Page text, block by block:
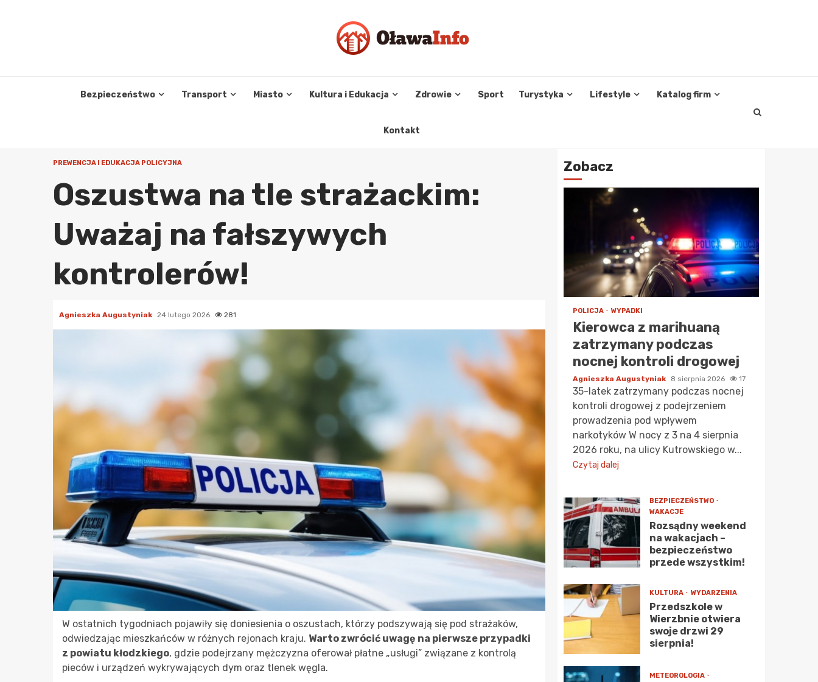
Bezpieczeństwo Transport Miasto Kultura i Edukacja Zdrowie Sport Turystyka Lifestyle Katalog firm
Kontakt
PREWENCJA I EDUKACJA POLICYJNA
Oszustwa na tle strażackim:
Uważaj na fałszywych
kontrolerów!
Agnieszka Augustyniak 24 lutego 2026 281
W ostatnich tygodniach pojawiły się doniesienia o oszustach, którzy podszywają się pod strażaków,
odwiedzając mieszkańców w różnych rejonach kraju. Warto zwrócić uwagę na pierwsze przypadki
z powiatu kłodzkiego, gdzie podejrzany mężczyzna oferował płatne „usługi” związane z kontrolą
pieców i urządzeń wykrywających dym oraz tlenek węgla.
Zobacz
POLICJA WYPADKI
Kierowca z marihuaną
zatrzymany podczas
nocnej kontroli drogowej
Agnieszka Augustyniak 8 sierpnia 2026 17
35-latek zatrzymany podczas nocnej
kontroli drogowej z podejrzeniem
prowadzenia pod wpływem
narkotyków W nocy z 3 na 4 sierpnia
2026 roku, na ulicy Kutrowskiego w...
Czytaj dalej
BEZPIECZEŃSTWO
WAKACJE
Rozsądny weekend
na wakacjach –
bezpieczeństwo
przede wszystkim!
KULTURA WYDARZENIA
Przedszkole w
Wierzbnie otwiera
swoje drzwi 29
sierpnia!
METEOROLOGIA